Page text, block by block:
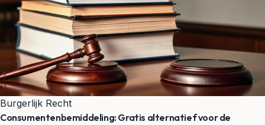
Burgerlijk Recht
Consumentenbemiddeling: Gratis alternatief voor de